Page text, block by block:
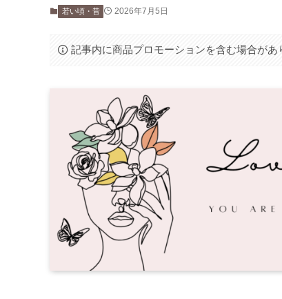
若い頃・昔 2026年7月5日
記事内に商品プロモーションを含む場合があ